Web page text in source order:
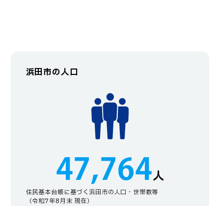
浜田市の人口
47,764人
住民基本台帳に基づく浜田市の人口・世帯数等
（令和7年8月末 現在）